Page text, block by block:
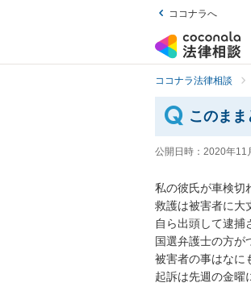
ココナラへ
ココナラ法律相談
このまま
公開日時： 2020年11
私の彼氏が車検切
救護は被害者に大
自ら出頭して逮捕
国選弁護士の方が
被害者の事はなに
起訴は先週の金曜